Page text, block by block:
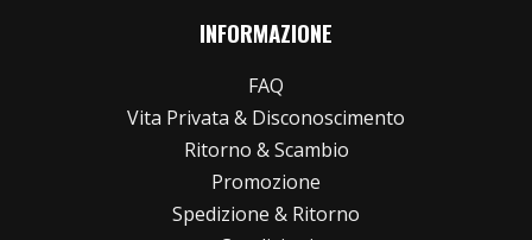
INFORMAZIONE
FAQ
Vita Privata & Disconoscimento
Ritorno & Scambio
Promozione
Spedizione & Ritorno